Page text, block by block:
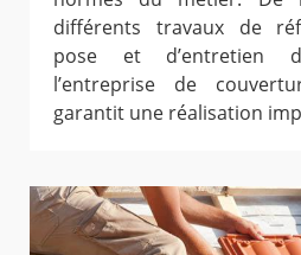
différents travaux de
pose et d’entretien
l’entreprise de
garantit une réalisation